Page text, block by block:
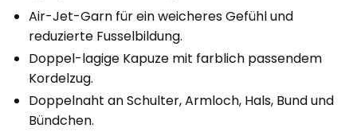
Air-Jet-Garn für ein weicheres Gefühl und
reduzierte Fusselbildung.
Doppel-lagige Kapuze mit farblich passendem
Kordelzug.
Doppelnaht an Schulter, Armloch, Hals, Bund und
Bündchen.